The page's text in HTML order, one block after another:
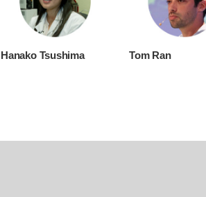
Hanako Tsushima Tom Ran